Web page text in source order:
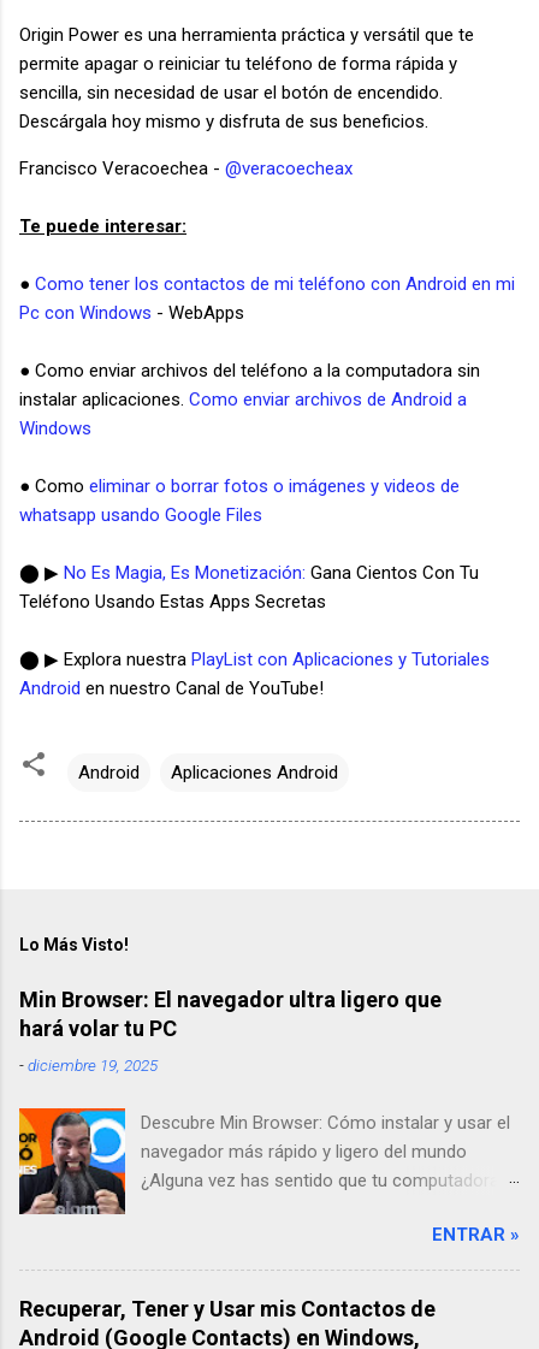
Origin Power es una herramienta práctica y versátil que te
permite apagar o reiniciar tu teléfono de forma rápida y
sencilla, sin necesidad de usar el botón de encendido.
Descárgala hoy mismo y disfruta de sus beneficios.
Francisco Veracoechea - @veracoecheax
Te puede interesar:
● Como tener los contactos de mi teléfono con Android en mi
Pc con Windows - WebApps
● Como enviar archivos del teléfono a la computadora sin
instalar aplicaciones. Como enviar archivos de Android a
Windows
● Como eliminar o borrar fotos o imágenes y videos de
whatsapp usando Google Files
⬤ ▶ No Es Magia, Es Monetización: Gana Cientos Con Tu
Teléfono Usando Estas Apps Secretas
⬤ ▶ Explora nuestra PlayList con Aplicaciones y Tutoriales
Android en nuestro Canal de YouTube!
Android Aplicaciones Android
Lo Más Visto!
Min Browser: El navegador ultra ligero que
hará volar tu PC
-diciembre 19, 2025
Descubre Min Browser: Cómo instalar y usar el
navegador más rápido y ligero del mundo
¿Alguna vez has sentido que tu computadora
en internet? A mí me pasaba todo el tiempo.
Por eso, en mi búsqueda por encontrar una
solución, descubrí Min Browser, un navegador
"ultra-ligero" que ha cambiado por completo mi
ENTRAR »
Recuperar, Tener y Usar mis Contactos de
Android (Google Contacts) en Windows,